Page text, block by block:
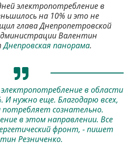
электропотребление в
на 10% и это не
глава Днепропетровской
Валентин
Днепровская панорама.
электропотребление в области
И нужно еще. Благодарю всех,
сознательно.
в этом направлении. Все
фронт, - пишет
Резниченко.